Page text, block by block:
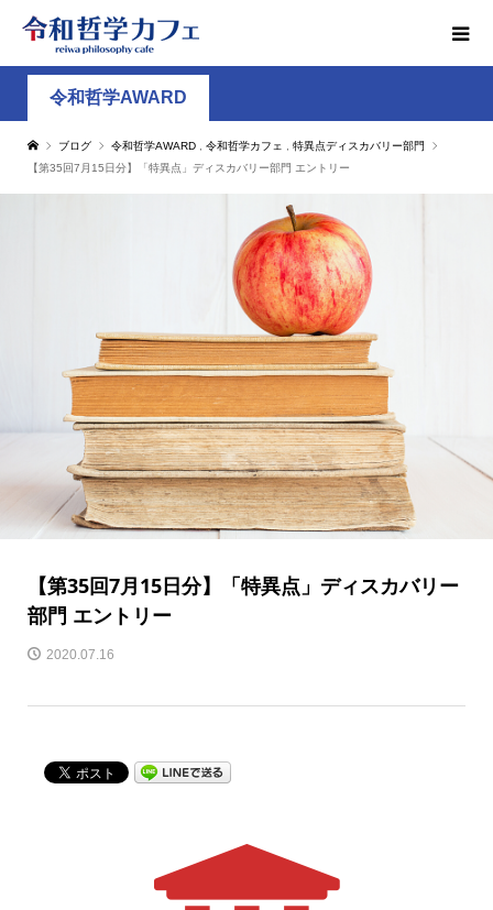
令和哲学AWARD
ブログ 令和哲学AWARD 令和哲学カフェ
特異点ディスカバリー部門
【第35回7月15日分】「特異点」ディスカバリー部門 エントリー
【第35回7月15日分】「特異点」ディスカバリー
部門 エントリー
2020.07.16